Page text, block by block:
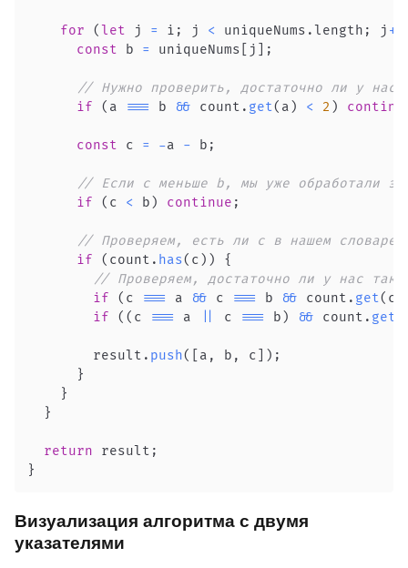
for (let j = i ; j < uniqueNums .length ; j ++
const b = uniqueNums j ;
// Нужно проверить, достаточно ли у нас
if
( a === b && count . get( a ) < 2 )
const c = -a - b ;
// Если c меньше b, мы уже обработали
if
( c < b ) continue ;
// Проверяем, есть ли c в нашем словаре
if
( count . has( c ) )
{
// Проверяем, достаточно ли у нас
if
( c === a && c === b && count . get( c
if
( ( c === a c === b ) && count . get
        result
. push( a , b , c ) ;
}
}
}
return result ;
}
Визуализация алгоритма с двумя
указателями